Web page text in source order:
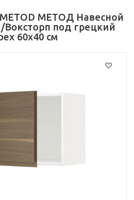
METOD МЕТОД Навесной
под грецкий
60x40 см